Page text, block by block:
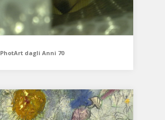
PhotArt dagli Anni 70